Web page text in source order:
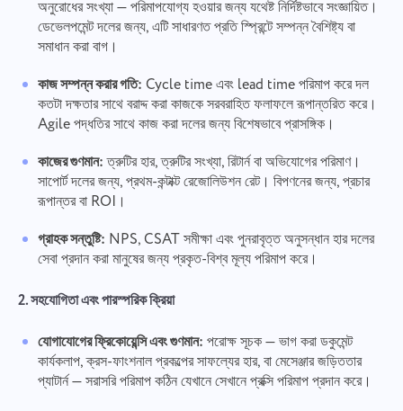
অনুরোধের সংখ্যা — পরিমাপযোগ্য হওয়ার জন্য যথেষ্ট নির্দিষ্টভাবে সংজ্ঞায়িত।
ডেভেলপমেন্ট দলের জন্য, এটি সাধারণত প্রতি স্প্রিন্টে সম্পন্ন বৈশিষ্ট্য বা
সমাধান করা বাগ।
কাজ সম্পন্ন করার গতি: Cycle time এবং lead time পরিমাপ করে দল
কতটা দক্ষতার সাথে বরাদ্দ করা কাজকে সরবরাহিত ফলাফলে রূপান্তরিত করে।
Agile পদ্ধতির সাথে কাজ করা দলের জন্য বিশেষভাবে প্রাসঙ্গিক।
কাজের গুণমান:ত্রুটির হার, ত্রুটির সংখ্যা, রিটার্ন বা অভিযোগের পরিমাণ।
সাপোর্ট দলের জন্য, প্রথম-কন্টাক্ট রেজোলিউশন রেট। বিপণনের জন্য, প্রচার
রূপান্তর বা ROI।
গ্রাহক সন্তুষ্টি: NPS, CSAT সমীক্ষা এবং পুনরাবৃত্ত অনুসন্ধান হার দলের
সেবা প্রদান করা মানুষের জন্য প্রকৃত-বিশ্ব মূল্য পরিমাপ করে।
2. সহযোগিতা এবং পারস্পরিক ক্রিয়া
যোগাযোগের ফ্রিকোয়েন্সি এবং গুণমান: পরোক্ষ সূচক — ভাগ করা ডকুমেন্ট
কার্যকলাপ, ক্রস-ফাংশনাল প্রকল্পের সাফল্যের হার, বা মেসেঞ্জার জড়িততার
প্যাটার্ন — সরাসরি পরিমাপ কঠিন যেখানে সেখানে প্রক্সি পরিমাপ প্রদান করে।